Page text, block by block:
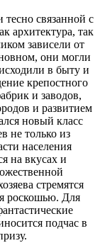
связанной с
архитектура, так
зависели от
они могли
в быту и
крепостного
и заводов,
и развитием
новый класс
не только из
населения
на вкусах и
стремятся
роскошью. Для
подчас в